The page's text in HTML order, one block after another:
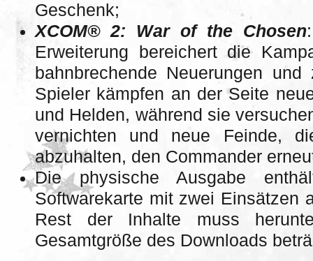
Geschenk;
XCOM® 2: War of the Chosen
Erweiterung bereichert die
bahnbrechende Neuerungen
Spieler kämpfen an der Seite
und Helden, während sie
vernichten und neue Feinde,
abzuhalten, den Commander
Die physische Ausgabe
Softwarekarte mit zwei Einsätzen
Rest der Inhalte muss
Gesamtgröße des Downloads